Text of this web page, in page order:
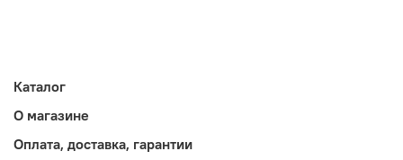
Каталог
О магазине
Оплата, доставка, гарантии